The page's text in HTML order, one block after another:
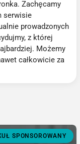
Zachęcamy
serwisie
prowadzonych
z której
Możemy
całkowicie za
SPONSOROWANY